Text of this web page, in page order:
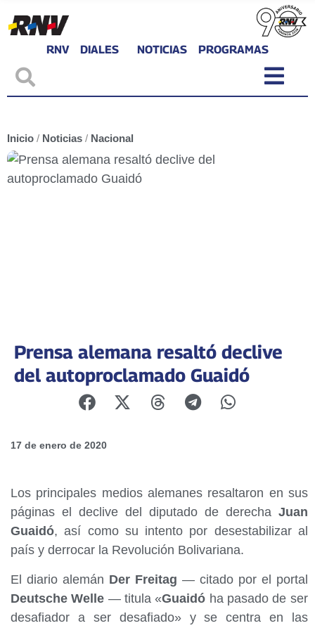
RNV DIALES NOTICIAS PROGRAMAS
Inicio / Noticias / Nacional
Prensa alemana resaltó declive
del autoproclamado Guaidó
17 de enero de 2020
Los principales medios alemanes resaltaron en sus
páginas el declive del diputado de derecha Juan
Guaidó, así como su intento por desestabilizar al
país y derrocar la Revolución Bolivariana.
El diario alemán Der Freitag — citado por el portal
Deutsche Welle — titula «Guaidó ha pasado de ser
desafiador a ser desafiado» y se centra en las